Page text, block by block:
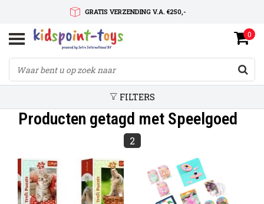
GRATIS VERZENDING V.A. €250,-
SNELLE LEVERTIJD
SERVICE OP MAAT
0
FILTERS
Producten getagd met Speelgoed
2